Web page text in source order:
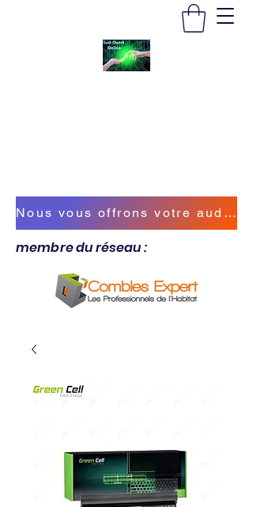
Nous vous offrons votre audit énergétique !
membre du réseau :